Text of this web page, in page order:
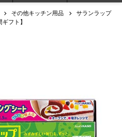
その他キッチン用品
サランラップ
フト】